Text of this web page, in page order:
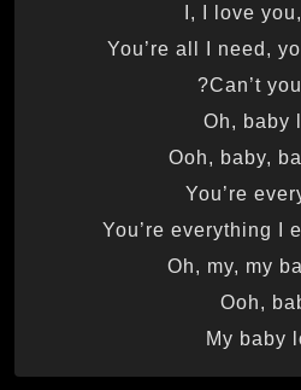
I, I love
You’re all I need,
Can’t you
Oh, baby
Ooh, baby,
You’re
You’re everything I
Oh, my, my
Ooh,
My baby